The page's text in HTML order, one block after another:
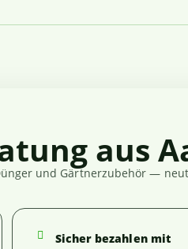
aus
und Gärtnerzubehör —
Sicher bezahlen mit